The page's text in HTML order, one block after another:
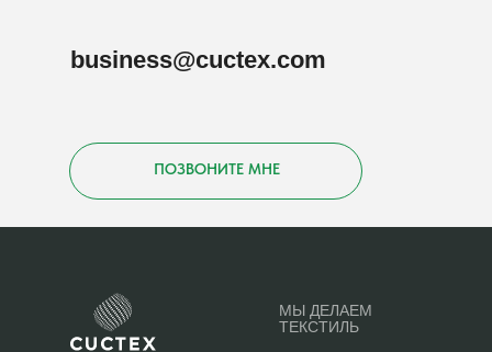
business@cuctex.com
ПОЗВОНИТЕ МНЕ
МЫ ДЕЛАЕМ
ТЕКСТИЛЬ